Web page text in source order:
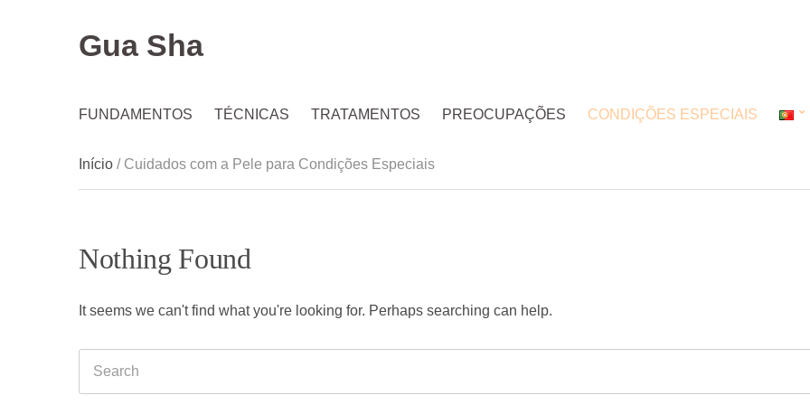
Gua Sha
FUNDAMENTOS TÉCNICAS TRATAMENTOS PREOCUPAÇÕES CONDIÇÕES ESPECIAIS
Início / Cuidados com a Pele para Condições Especiais
Nothing Found
It seems we can't find what you're looking for. Perhaps searching can help.
Search
for: